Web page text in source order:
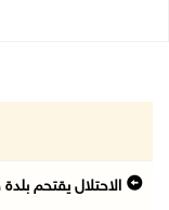
الاحتلال يقتحم